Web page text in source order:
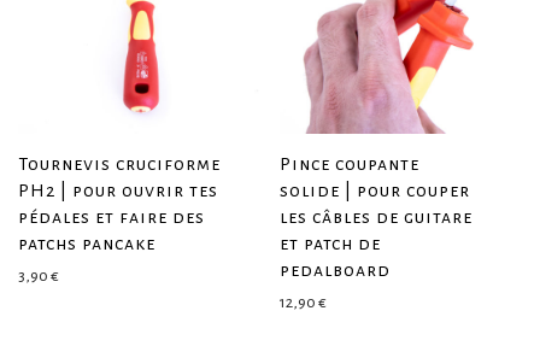
Tournevis cruciforme
PH2 | pour ouvrir tes
pédales et faire des
patchs pancake
3,90 €
Pince coupante
solide | pour couper
les câbles de guitare
et patch de
pedalboard
12,90 €